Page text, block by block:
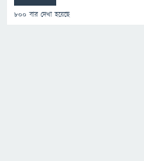
800 বার দেখা হয়েছে